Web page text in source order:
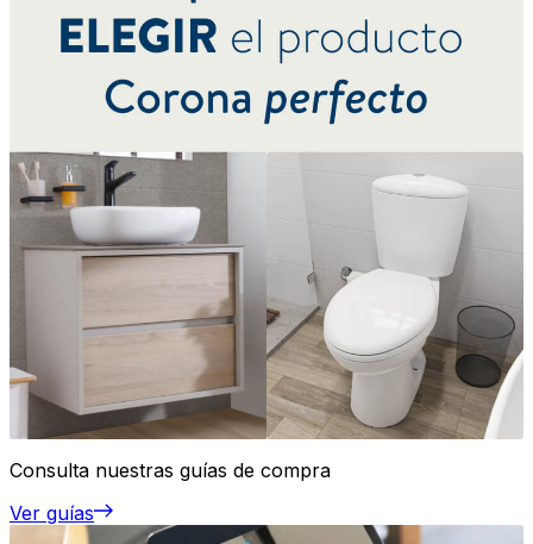
Consulta nuestras guías de compra
Ver guías